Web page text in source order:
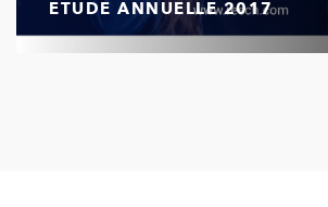
ETUDE ANNUELLE 2017